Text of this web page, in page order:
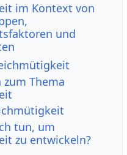
im Kontext von
und
Thema
tun, um
zu entwickeln?